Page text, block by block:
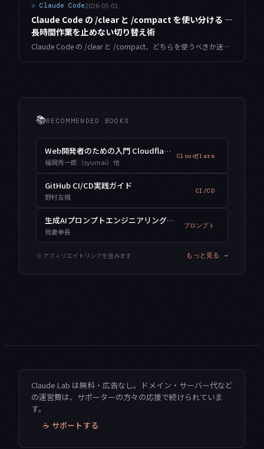
⟐ Claude Code2026-05-01
Claude Code の /clear と /compact を使い分ける —
長時間作業を止めない切り替え術
Claude Code の /clear と /compact、どちらを使うべきか迷ったときの判断基準を、長時間セッションの実体験から整理しました。会話の汚染を抜く時と、文脈を残しながら余白を作る時の見分け方が分かります。
📚RECOMMENDED BOOKS
Web開発者のための入門 Cloudflare Workers
福岡秀一郎（syumai）他
Cloudflare
GitHub CI/CD実践ガイド
野村友規
CI/CD
生成AIプロンプトエンジニアリング入門
我妻幸長
プロンプト
※ アフィリエイトリンクを含みます もっと見る →
Claude Lab は無料・広告なし。ドメイン・サーバー代など
の運営費は、サポーターの方々の応援で続けられていま
す。
☕ サポートする